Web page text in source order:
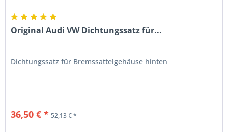
Original Audi VW Dichtungssatz für...
Dichtungssatz für Bremssattelgehäuse hinten
36,50 € * 52,13 € *